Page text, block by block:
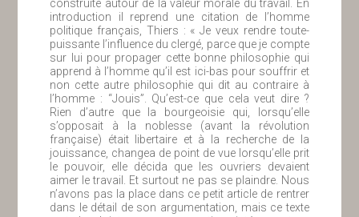
construite autour de la valeur morale du travail. En
introduction il reprend une citation de l’homme
politique français, Thiers : « Je veux rendre toute-
puissante l’influence du clergé, parce que je compte
sur lui pour propager cette bonne philosophie qui
apprend à l’homme qu’il est ici-bas pour souffrir et
non cette autre philosophie qui dit au contraire à
l’homme : “Jouis”. Qu’est-ce que cela veut dire ?
Rien d’autre que la bourgeoisie qui, lorsqu’elle
s’opposait à la noblesse (avant la révolution
française) était libertaire et à la recherche de la
jouissance, changea de point de vue lorsqu’elle prit
le pouvoir, elle décida que les ouvriers devaient
aimer le travail. Et surtout ne pas se plaindre. Nous
n’avons pas la place dans ce petit article de rentrer
dans le détail de son argumentation, mais ce texte